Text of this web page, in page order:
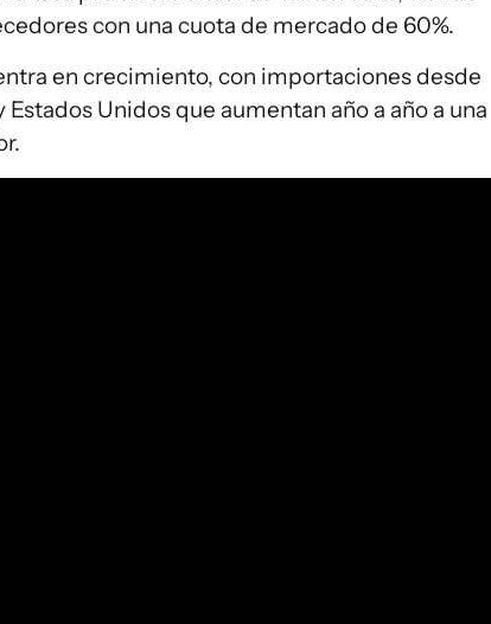
con una cuota de mercado de 60%.
en crecimiento, con importaciones desde
Unidos que aumentan año a año a una